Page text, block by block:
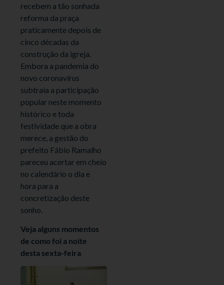
recebem a tão sonhada
reforma da praça
praticamente depois de
cinco décadas da
construção da igreja.
Embora a pandemia do
novo coronavírus
subtraia a participação
popular neste momento
histórico e toda
festividade que a obra
merece, a gestão do
prefeito Fábio Ramalho
pareceu acertar em cheio
no calendário o dia e
hora para a
concretização deste
sonho.
Veja alguns momentos
de como foi a noite
desta sexta-feira